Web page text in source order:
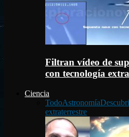
Filtran vídeo de
con tecnología
Ciencia
TodoAstronomía
extraterrestre